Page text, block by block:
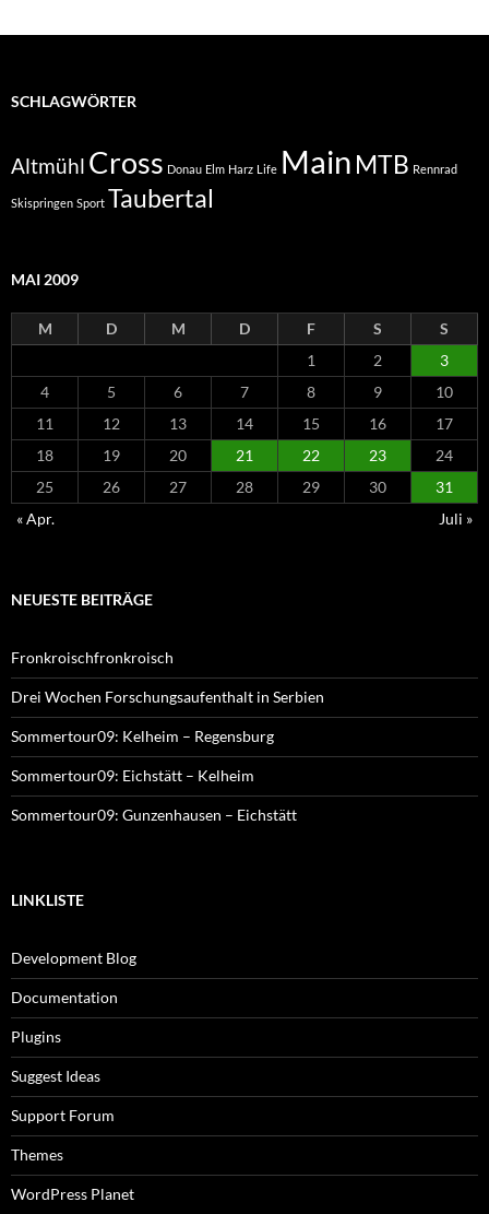
SCHLAGWÖRTER
Altmühl Cross Donau Elm Harz Life Main MTB Rennrad
Skispringen Sport Taubertal
MAI 2009
M D M D F S
S
1
2
3
4
5 6 7 8 9
10
11
12 13 14 15 16
17
18
19 20 21 22 23
24
25
26 27 28 29 30
31
« Apr.
Juli »
NEUESTE BEITRÄGE
Fronkroischfronkroisch
Drei Wochen Forschungsaufenthalt in Serbien
Sommertour09: Kelheim – Regensburg
Sommertour09: Eichstätt – Kelheim
Sommertour09: Gunzenhausen – Eichstätt
LINKLISTE
Development Blog
Documentation
Plugins
Suggest Ideas
Support Forum
Themes
WordPress Planet